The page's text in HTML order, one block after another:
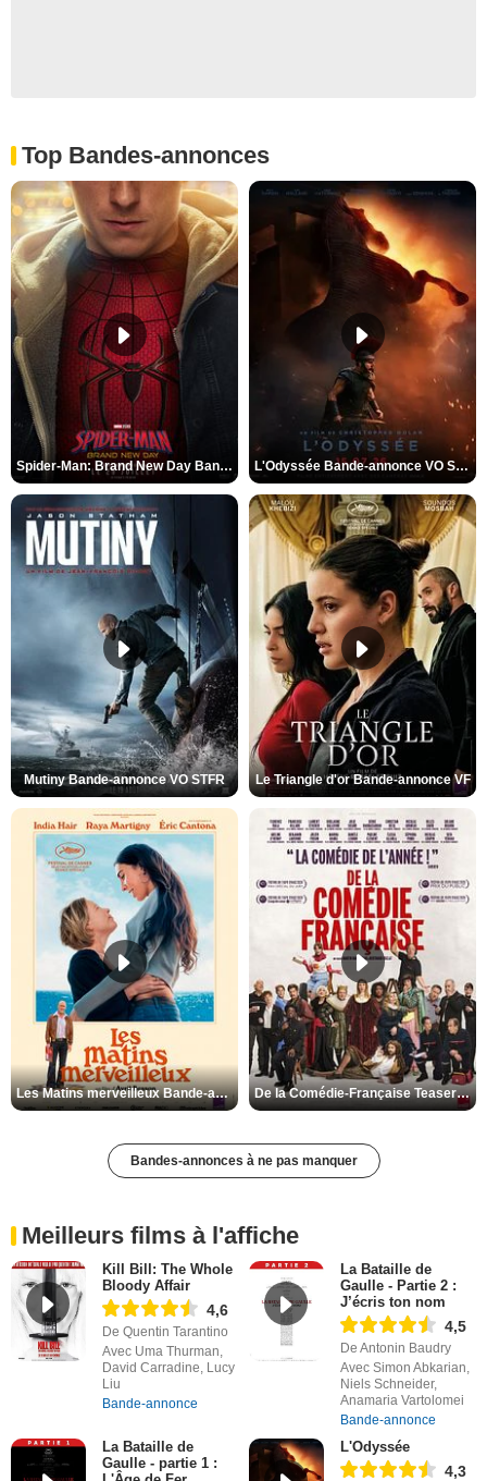
Top Bandes-annonces
Spider-Man: Brand New Day Bande-annonce VO STFR L'Odyssée Bande-annonce VO STFR
Mutiny Bande-annonce VO STFR Le Triangle d'or Bande-annonce VF
Les Matins merveilleux Bande-annonce VF De la Comédie-Française Teaser VF
Bandes-annonces à ne pas manquer
Meilleurs films à l'affiche
Kill Bill: The Whole
Bloody Affair
4,6
De Quentin Tarantino
Avec Uma Thurman,
David Carradine, Lucy
Liu
Bande-annonce
La Bataille de
Gaulle - Partie 2 :
J’écris ton nom
4,5
De Antonin Baudry
Avec Simon Abkarian,
Niels Schneider,
Anamaria Vartolomei
Bande-annonce
La Bataille de
Gaulle - partie 1 :
L'Odyssée
4,3